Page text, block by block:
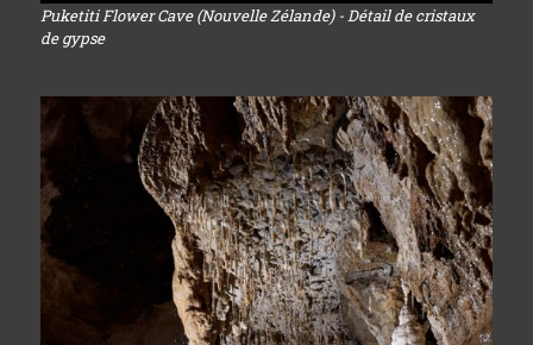
Puketiti Flower Cave (Nouvelle Zélande) - Détail de cristaux
de gypse